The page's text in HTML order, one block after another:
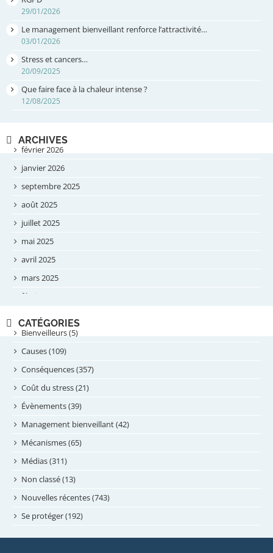
29/01/2026
Le management bienveillant renforce l’attractivité…
03/01/2026
Stress et cancers…
20/09/2025
Que faire face à la chaleur intense ?
12/08/2025
ARCHIVES
février 2026
janvier 2026
septembre 2025
août 2025
juillet 2025
mai 2025
avril 2025
mars 2025
février 2025
septembre 2024
août 2024
juillet 2024
juin 2024
mai 2024
avril 2024
février 2024
janvier 2024
novembre 2023
octobre 2023
septembre 2023
CATÉGORIES
Bienveilleurs (5)
Causes (109)
Conséquences (357)
Coût du stress (21)
Évènements (39)
Management bienveillant (42)
Mécanismes (65)
Médias (311)
Non classé (13)
Nouvelles récentes (743)
Se protéger (192)